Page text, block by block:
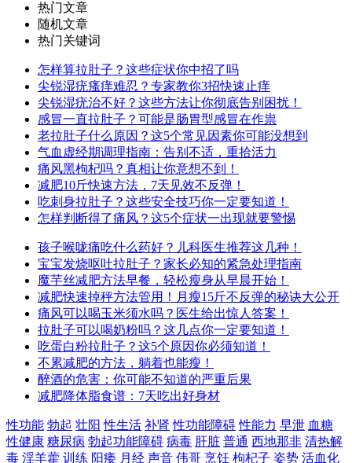
热门文章
随机文章
热门关键词
怎样算拉肚子？这些症状你中招了吗
尖锐湿疣瘙痒难忍？专家教你3招快速止痒
尖锐湿疣治不好？这些方法让你彻底告别困扰！
感冒一直拉肚子？可能是肠胃型感冒在作祟
老拉肚子什么原因？这5个常见因素你可能没想到
气血虚经期调理指南：告别不适，重拾活力
痛风黑枸杞吗？真相让你意想不到！
减肥10斤快速方法，7天见效不反弹！
吃刺身拉肚子？这些安全技巧你一定要知道！
怎样判断得了痛风？这5个症状一出现就要警惕
孩子喉咙痛吃什么药好？儿科医生推荐这几种！
宝宝发烧呕吐拉肚子？家长必知的紧急处理指南
魔芋丝减肥方法早餐，轻松瘦身从早晨开始！
减肥快速掉秤方法管用！月瘦15斤不反弹的秘诀大公开
痛风可以喝玉米须水吗？医生给出惊人答案！
拉肚子可以喝奶粉吗？这几点你一定要知道！
吃蛋白粉拉肚子？这5个原因你必须知道！
不累减肥的方法，躺着也能瘦！
醉酒的危害：你可能不知道的严重后果
减肥降体脂食谱：7天吃出好身材
性功能 勃起 壮阳 性生活 补肾 性功能障碍 性能力 早泄 血糖
性健康 糖尿病 勃起功能障碍 病毒 肝脏 普通 西地那非 清热解
毒 淫羊藿 训练 阳痿 月经 声音 伟哥 烹饪 枸杞子 姿势 活血化